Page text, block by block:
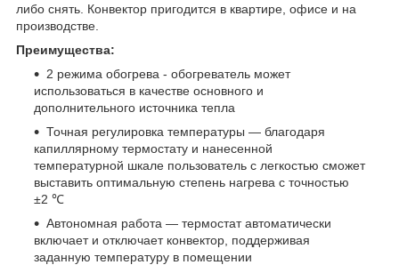
либо снять. Конвектор пригодится в квартире, офисе и на
производстве.
Преимущества:
2 режима обогрева - обогреватель может
использоваться в качестве основного и
дополнительного источника тепла
Точная регулировка температуры — благодаря
капиллярному термостату и нанесенной
температурной шкале пользователь с легкостью сможет
выставить оптимальную степень нагрева с точностью
±2 ℃
Автономная работа — термостат автоматически
включает и отключает конвектор, поддерживая
заданную температуру в помещении